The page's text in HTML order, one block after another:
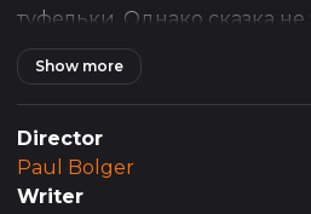
туфельки. Однако сказка не
жили они долго и
главу, полную
же, фэнтези.
В центре сюжета — уже
которая начинает свою
Show more
Director
Paul Bolger
Writer